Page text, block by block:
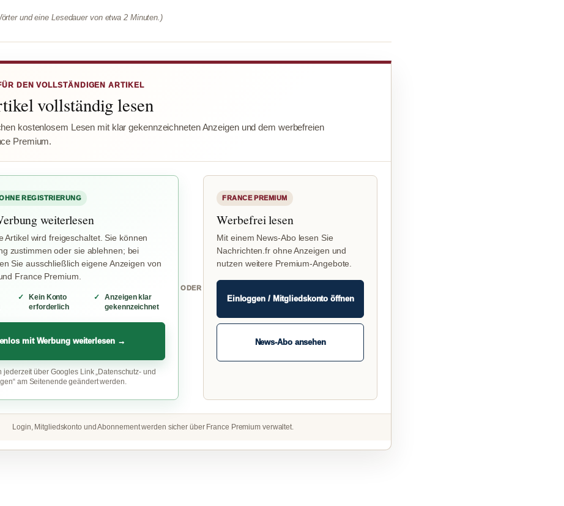
und eine Lesedauer von etwa 2 Minuten.)
DEN VOLLSTÄNDIGEN ARTIKEL
vollständig lesen
kostenlosem Lesen mit klar gekennzeichneten Anzeigen und dem werbefreien
Premium.
REGISTRIERUNG
weiterlesen
Artikel wird freigeschaltet. Sie können
zustimmen oder sie ablehnen; bei
Sie ausschließlich eigene Anzeigen von
France Premium.
Kein Konto
erforderlich
Anzeigen klar
gekennzeichnet
mit Werbung weiterlesen →
jederzeit über Googles Link „Datenschutz- und
am Seitenende geändert werden.
ODER
FRANCE PREMIUM
Werbefrei lesen
Mit einem News-Abo lesen Sie
Nachrichten.fr ohne Anzeigen und
nutzen weitere Premium-Angebote.
Einloggen / Mitgliedskonto öffnen
News-Abo ansehen
Login, Mitgliedskonto und Abonnement werden sicher über France Premium verwaltet.